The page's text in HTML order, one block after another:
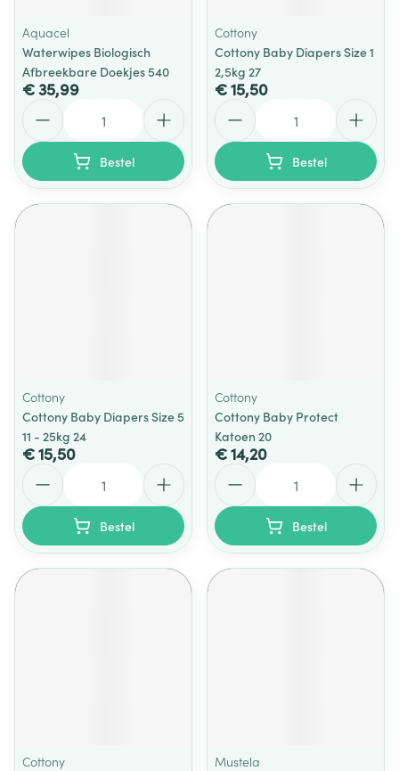
Aquacel
Waterwipes Biologisch
Afbreekbare Doekjes 540
€ 35,99
Bestel
Cottony
Cottony Baby Diapers Size 1
2,5kg 27
€ 15,50
Bestel
Cottony
Cottony Baby Diapers Size 5
11 - 25kg 24
€ 15,50
Bestel
Cottony
Cottony Baby Protect
Katoen 20
€ 14,20
Bestel
Cottony
Mustela